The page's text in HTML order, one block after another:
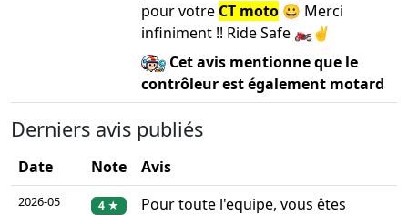
pour votre CT moto 😀 Merci
infiniment !! Ride Safe 🏍️✌️
Cet avis mentionne que le
contrôleur est également motard
Derniers avis publiés
Date Note Avis
2026-05 4 ★
Pour toute l'equipe, vous êtes